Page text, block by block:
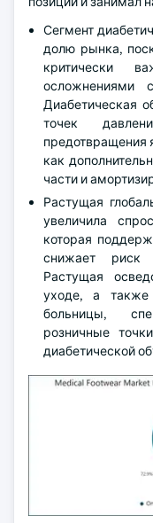
Сегмент
долю рынка,
критически
осложнениями
Диабетическая
точек
предотвращения
как
части и
Растущая
увеличила
которая
снижает риск
Растущая
уходе, а также
больницы,
розничные
диабетической